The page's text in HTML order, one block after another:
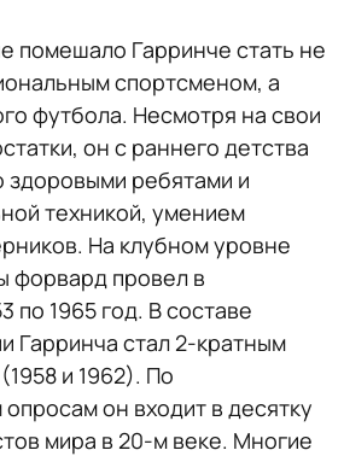
помешало Гарринче стать не
спортсменом, а
футбола. Несмотря на свои
он с раннего детства
здоровыми ребятами и
техникой, умением
На клубном уровне
форвард провел в
по 1965 год. В составе
Гарринча стал 2-кратным
и 1962). По
он входит в десятку
мира в 20-м веке. Многие